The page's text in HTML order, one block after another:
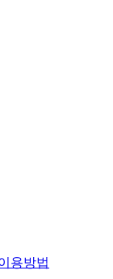
용방법